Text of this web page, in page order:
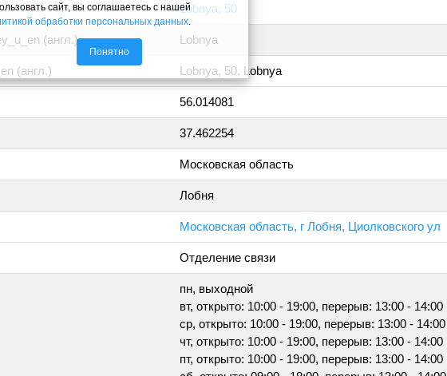
Lobnya, 50
(англ.) Lobnya
(англ.) Lobnya, 50, Lobnya
56.014081
37.462254
Московская область
Лобня
Московская область, г Лобня, Циолковского ул
Отделение связи
пн, выходной
вт, открыто: 10:00 - 19:00, перерыв: 13:00 - 14:00
ср, открыто: 10:00 - 19:00, перерыв: 13:00 - 14:00
чт, открыто: 10:00 - 19:00, перерыв: 13:00 - 14:00
пт, открыто: 10:00 - 19:00, перерыв: 13:00 - 14:00
сайт, вы соглашаетесь с нашей
обработки персональных данных
Понятно